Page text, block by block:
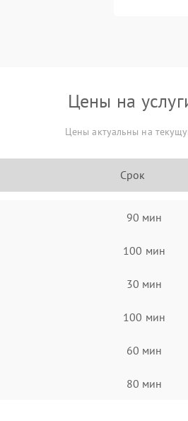
Цены на
Цены актуальны на
Срок
90 мин
100 мин
30 мин
100 мин
60 мин
80 мин